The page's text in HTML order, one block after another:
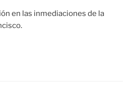
en las inmediaciones de la